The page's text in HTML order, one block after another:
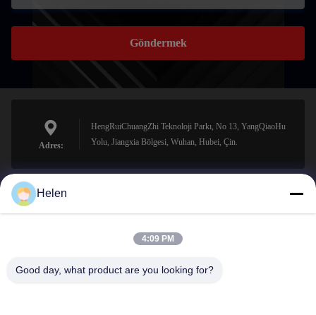
Göndermek
Adres:
HengRuiChuangZhi Teknoloji Parkı, No 13, YangQiaoHu
Yolu, Jiangxia Bölgesi, Wuhan, Hubei, Çin.
sales@perfectlaser.net
Helen
4:09 PM
Good day, what product are you looking for?